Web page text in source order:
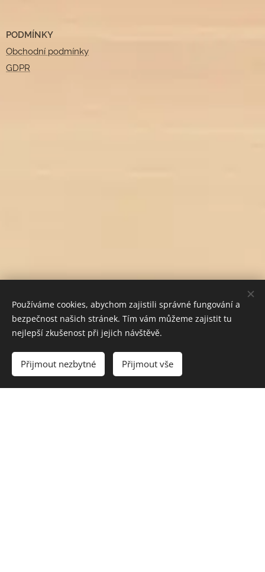
Vyprodáno
PODMÍNKY
Obchodní podmínky
GDPR
Používáme cookies, abychom zajistili správné fungování a
bezpečnost našich stránek. Tím vám můžeme zajistit tu
nejlepší zkušenost při jejich návštěvě.
Přijmout nezbytné Přijmout vše